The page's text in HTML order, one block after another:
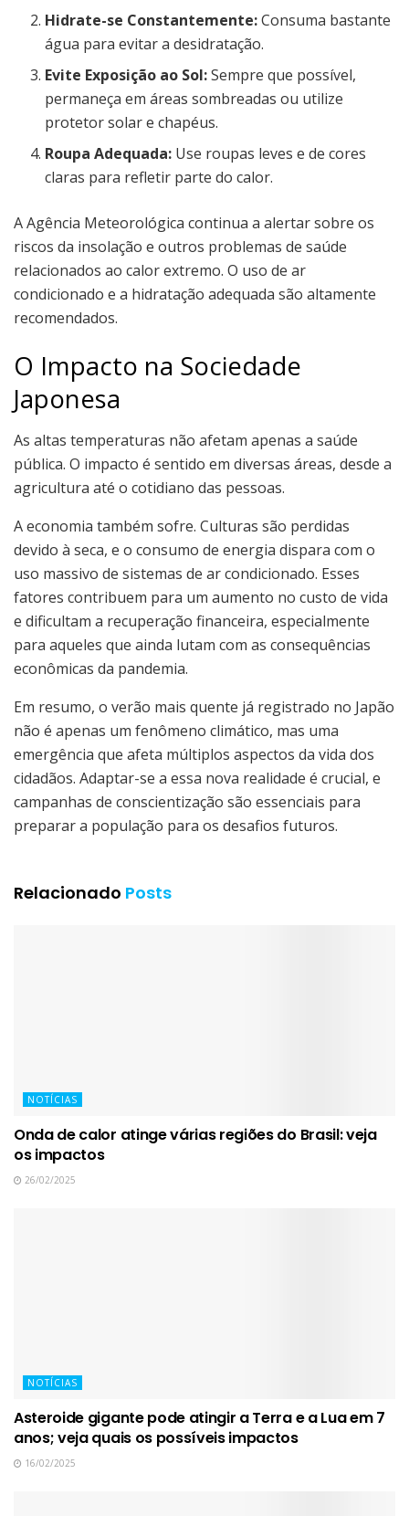
Hidrate-se Constantemente:Consuma bastante
água para evitar a desidratação.
Evite Exposição ao Sol:Sempre que possível,
permaneça em áreas sombreadas ou utilize
protetor solar e chapéus.
Roupa Adequada: Use roupas leves e de cores
claras para refletir parte do calor.
A Agência Meteorológica continua a alertar sobre os
riscos da insolação e outros problemas de saúde
relacionados ao calor extremo. O uso de ar
condicionado e a hidratação adequada são altamente
recomendados.
O Impacto na Sociedade
Japonesa
As altas temperaturas não afetam apenas a saúde
pública. O impacto é sentido em diversas áreas, desde a
agricultura até o cotidiano das pessoas.
A economia também sofre. Culturas são perdidas
devido à seca, e o consumo de energia dispara com o
uso massivo de sistemas de ar condicionado. Esses
fatores contribuem para um aumento no custo de vida
e dificultam a recuperação financeira, especialmente
para aqueles que ainda lutam com as consequências
econômicas da pandemia.
Em resumo, o verão mais quente já registrado no Japão
não é apenas um fenômeno climático, mas uma
emergência que afeta múltiplos aspectos da vida dos
cidadãos. Adaptar-se a essa nova realidade é crucial, e
campanhas de conscientização são essenciais para
preparar a população para os desafios futuros.
Relacionado Posts
NOTÍCIAS
Onda de calor atinge várias regiões do Brasil: veja
os impactos
26/02/2025
NOTÍCIAS
Asteroide gigante pode atingir a Terra e a Lua em 7
anos; veja quais os possíveis impactos
16/02/2025